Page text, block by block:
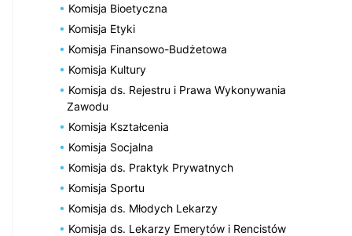
Komisja Bioetyczna
Komisja Etyki
Komisja Finansowo-Budżetowa
Komisja Kultury
Komisja ds. Rejestru i Prawa Wykonywania
Zawodu
Komisja Kształcenia
Komisja Socjalna
Komisja ds. Praktyk Prywatnych
Komisja Sportu
Komisja ds. Młodych Lekarzy
Komisja ds. Lekarzy Emerytów i Rencistów